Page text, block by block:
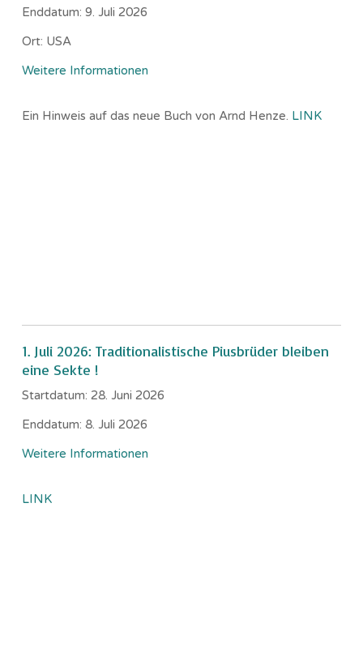
Enddatum: 9. Juli 2026
Ort: USA
Weitere Informationen
Ein Hinweis auf das neue Buch von Arnd Henze. LINK
1. Juli 2026: Traditionalistische Piusbrüder bleiben
eine Sekte !
Startdatum: 28. Juni 2026
Enddatum: 8. Juli 2026
Weitere Informationen
LINK